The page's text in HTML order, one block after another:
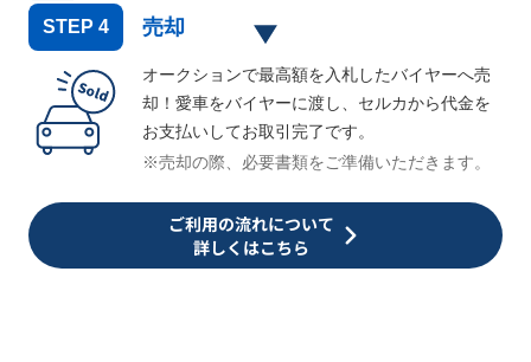
STEP 4 売却
オークションで最高額を入札したバイヤーへ売
却！愛車をバイヤーに渡し、セルカから代金を
お支払いしてお取引完了です。
※売却の際、必要書類をご準備いただきます。
ご利用の流れについて
詳しくはこちら